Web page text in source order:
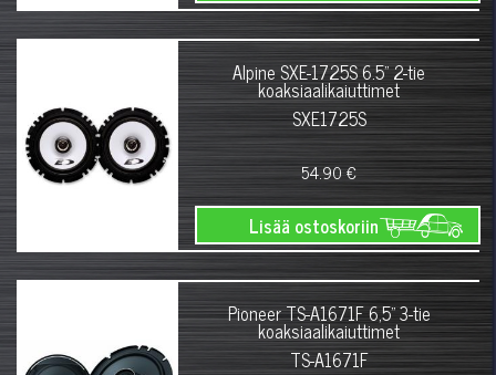
Alpine SXE-1725S 6.5" 2-tie
koaksiaalikaiuttimet
SXE1725S
54.90 €
Lisää ostoskoriin
Pioneer TS-A1671F 6,5" 3-tie
koaksiaalikaiuttimet
TS-A1671F